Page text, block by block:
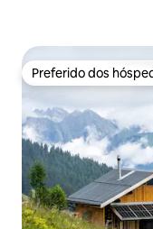
Preferido dos
Preferido dos